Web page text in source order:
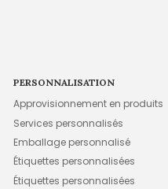
PERSONNALISATION
Approvisionnement en produits
Services personnalisés
Emballage personnalisé
Étiquettes personnalisées
Étiquettes personnalisées